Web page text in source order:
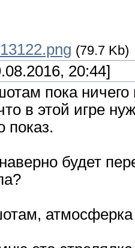
(79.7 Kb)
20:44]
пока ничего
в этой игре
показ.
будет